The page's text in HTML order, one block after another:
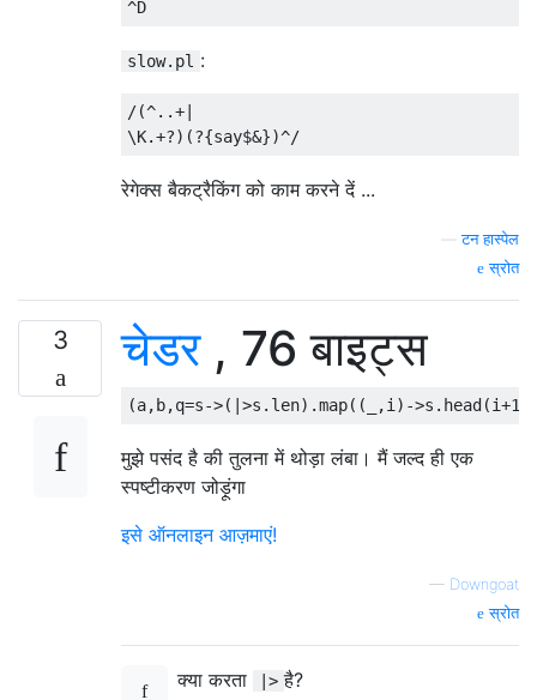
slow.pl :
/(^..+|
रेगेक्स बैकट्रैकिंग को काम करने दें ...
—टन हास्पेल
स्रोत
3 चेडर, 76 बाइट्स
मुझे पसंद है की तुलना में थोड़ा लंबा। मैं जल्द ही एक
स्पष्टीकरण जोड़ूंगा
इसे ऑनलाइन आज़माएं!
— Downgoat
स्रोत
क्या करता |> है?